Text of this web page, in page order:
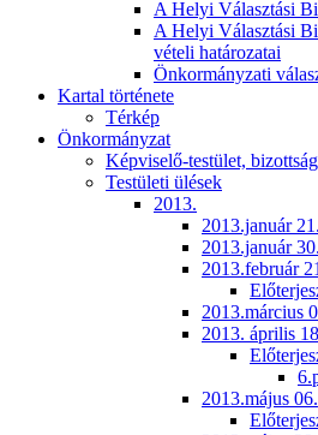
A Helyi Választási
A Helyi Választási
vételi határozatai
Önkormányzati
Kartal története
Térkép
Önkormányzat
Képviselő-testület,
Testületi ülések
2013.
2013.január 21.
2013.január 30.
2013.február
2013.március
2013. április
2013.május 06.